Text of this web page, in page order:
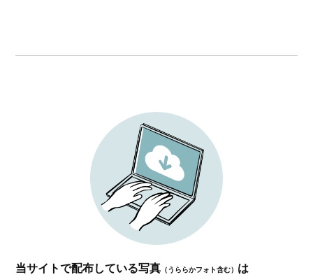
当サイトで配布している写真 （うららかフォト含む） は